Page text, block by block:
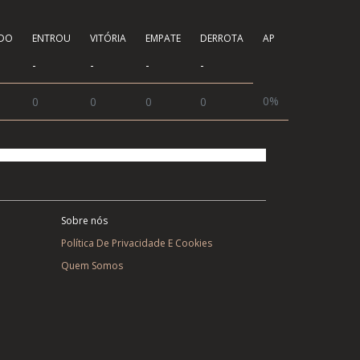
ENTROU VITÓRIA EMPATE DERROTA AP
- - - -
0 0 0 0 0%
Sobre nós
Política De Privacidade E Cookies
Quem Somos